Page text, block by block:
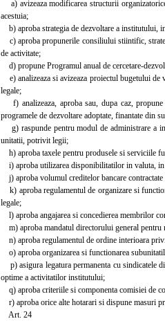
a) avizeaza modificarea structurii
acestuia;
b) aproba strategia de dezvoltare a institutului,
c) aproba propunerile consiliului stiintific,
de activitate;
d) propune Programul anual de cercetare-
e) analizeaza si avizeaza proiectul bugetului
legale;
f) analizeaza, aproba sau, dupa caz,
programele de dezvoltare adoptate, finantate din
g) raspunde pentru modul de administrare a
unitatii, potrivit legii;
h) aproba taxele pentru produsele si serviciile
i) aproba utilizarea disponibilitatilor in valuta,
j) aproba volumul creditelor bancare
k) aproba regulamentul de organizare si
legale;
l) aproba angajarea si concedierea membrilor
m) aproba mandatul directorului general pentru
n) aproba regulamentul de ordine interioara
o) aproba organizarea si functionarea
p) asigura legatura permanenta cu sindicatele
optime a activitatilor institutului;
q) aproba criteriile si componenta comisiei de
r) aproba orice alte hotarari si dispune masuri
Art. 24